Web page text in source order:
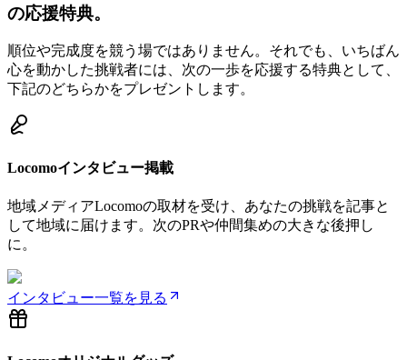
の応援特典。
順位や完成度を競う場ではありません。それでも、いちばん
心を動かした挑戦者には、次の一歩を応援する特典として、
下記のどちらかをプレゼントします。
Locomoインタビュー掲載
地域メディアLocomoの取材を受け、あなたの挑戦を記事と
して地域に届けます。次のPRや仲間集めの大きな後押し
に。
インタビュー一覧を見る